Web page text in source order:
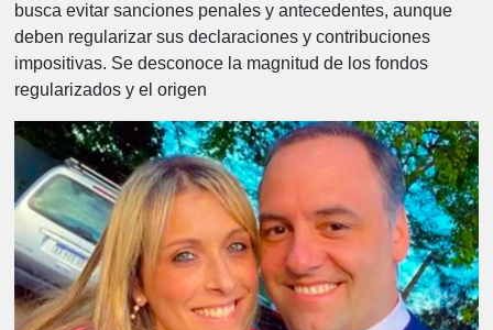
busca evitar sanciones penales y antecedentes, aunque
deben regularizar sus declaraciones y contribuciones
impositivas. Se desconoce la magnitud de los fondos
regularizados y el origen